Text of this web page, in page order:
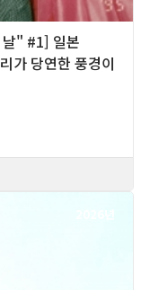
" #1] 일본
가 당연한 풍경이